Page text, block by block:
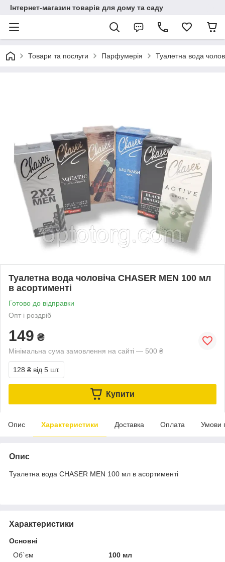
Інтернет-магазин товарів для дому та саду
Товари та послуги Парфумерія Туалетна вода
Туалетна вода чоловіча CHASER MEN 100 мл
в асортименті
Готово до відправки
Опт і роздріб
149 ₴
Мінімальна сума замовлення на сайті — 500 ₴
128 ₴ від 5 шт.
Купити
Опис Характеристики Доставка Оплата Умови
Опис
Туалетна вода CHASER MEN 100 мл в асортименті
Характеристики
Основні
Об`єм
100 мл